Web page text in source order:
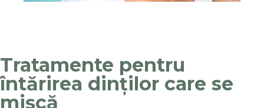
Tratamente pentru
întărirea dinților care se
mișcă